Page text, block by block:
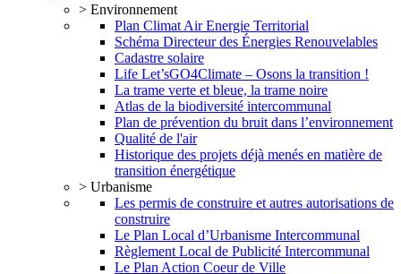
> Environnement
Plan Climat Air Energie Territorial
Schéma Directeur des Énergies Renouvelables
Cadastre solaire
Life Let’sGO4Climate – Osons la transition !
La trame verte et bleue, la trame noire
Atlas de la biodiversité intercommunal
Plan de prévention du bruit dans l’environnement
Qualité de l'air
Historique des projets déjà menés en matière de
transition énergétique
> Urbanisme
Les permis de construire et autres autorisations de
construire
Le Plan Local d’Urbanisme Intercommunal
Règlement Local de Publicité Intercommunal
Le Plan Action Coeur de Ville